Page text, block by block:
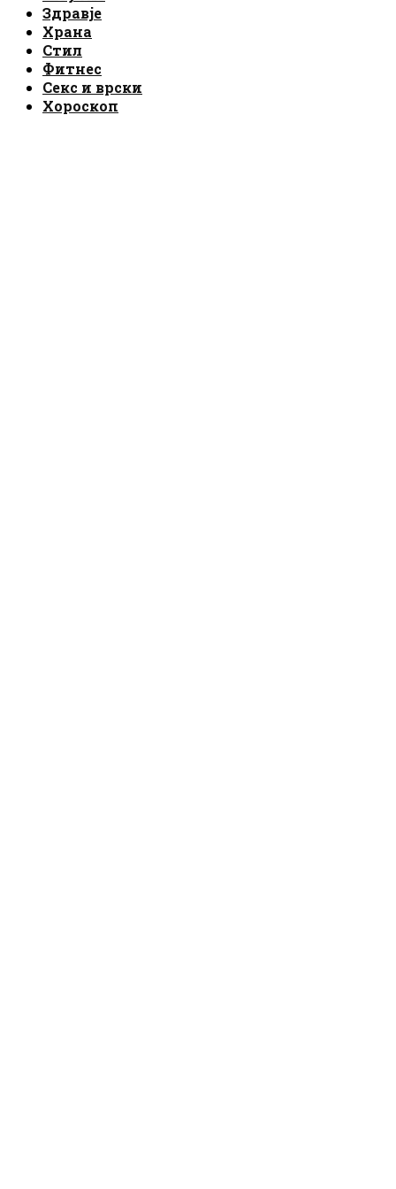
Здравје
Храна
Стил
Фитнес
Секс и врски
Хороскоп